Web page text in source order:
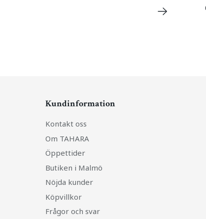
Kundinformation
Kontakt oss
Om TAHARA
Öppettider
Butiken i Malmö
Nöjda kunder
Köpvillkor
Frågor och svar